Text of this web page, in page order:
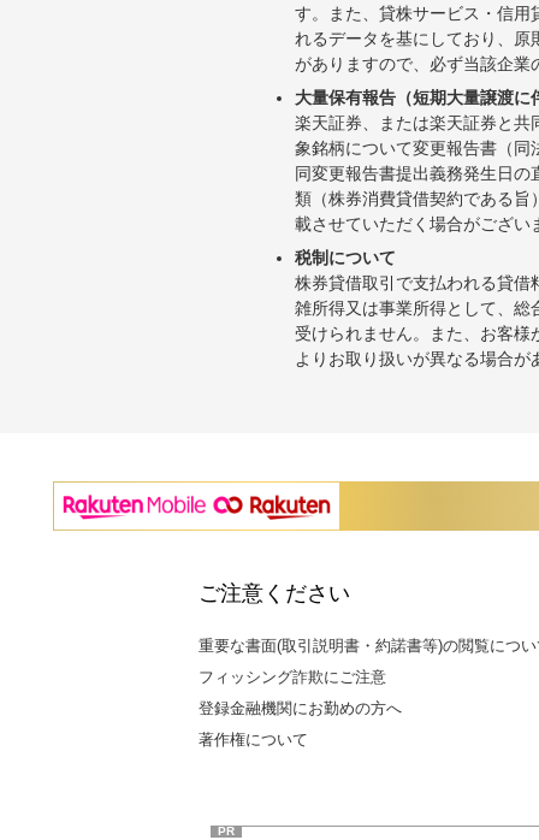
す。また、貸株サービス・信
れるデータを基にしており、
がありますので、必ず当該企
大量保有報告（短期大量譲渡
楽天証券、または楽天証券と
象銘柄について変更報告書（
同変更報告書提出義務発生日
類（株券消費貸借契約である
載させていただく場合がござ
税制について
株券貸借取引で支払われる貸
雑所得又は事業所得として、
受けられません。また、お客
よりお取り扱いが異なる場合
ご注意ください
重要な書面(取引説明書・約諾書等)の閲覧につ
フィッシング詐欺にご注意
登録金融機関にお勤めの方へ
著作権について
PR